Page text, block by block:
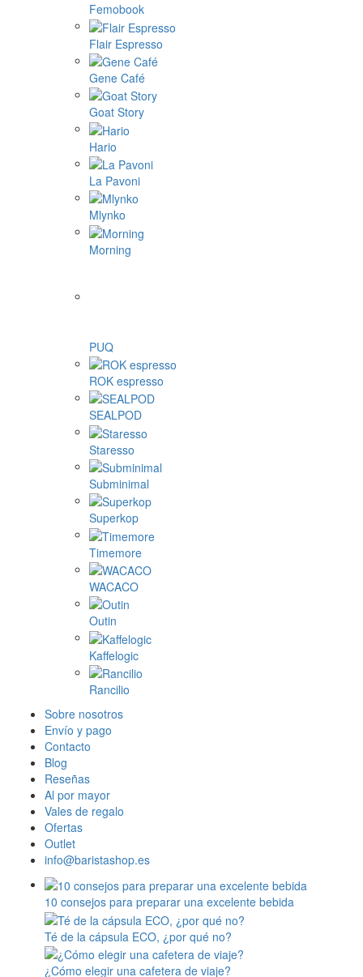
Femobook
Flair Espresso
Gene Café
Goat Story
Hario
La Pavoni
Mlynko
Morning
PUQ
ROK espresso
SEALPOD
Staresso
Subminimal
Superkop
Timemore
WACACO
Outin
Kaffelogic
Rancilio
Sobre nosotros
Envío y pago
Contacto
Blog
Reseñas
Al por mayor
Vales de regalo
Ofertas
Outlet
info@baristashop.es
10 consejos para preparar una excelente bebida
Té de la cápsula ECO, ¿por qué no?
¿Cómo elegir una cafetera de viaje?